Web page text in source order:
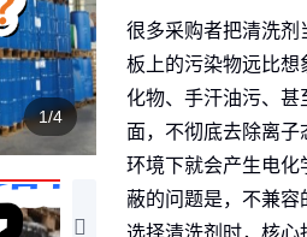
1/4
很多采购者把清洗
板上的污染物远比想
化物、手汗油污、甚
面，不彻底去除离
环境下就会产生电化
蔽的问题是，不兼容
选择清洗剂时，核心